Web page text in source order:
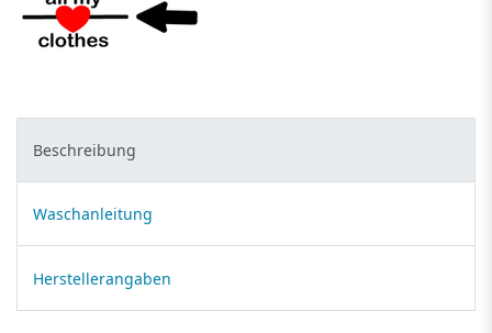
Beschreibung
Waschanleitung
Herstellerangaben